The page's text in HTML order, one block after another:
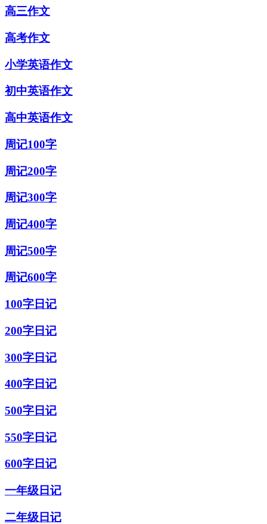
高三作文
高考作文
小学英语作文
初中英语作文
高中英语作文
周记100字
周记200字
周记300字
周记400字
周记500字
周记600字
100字日记
200字日记
300字日记
400字日记
500字日记
550字日记
600字日记
一年级日记
二年级日记